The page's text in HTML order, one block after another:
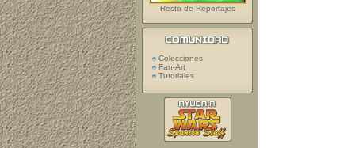
Resto de Reportajes
Colecciones
Fan-Art
Tutoriales